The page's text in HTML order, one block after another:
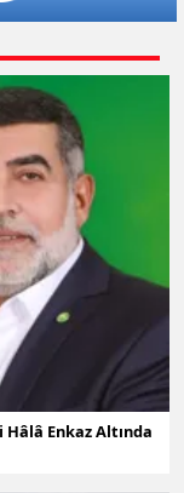
Hâlâ Enkaz Altında